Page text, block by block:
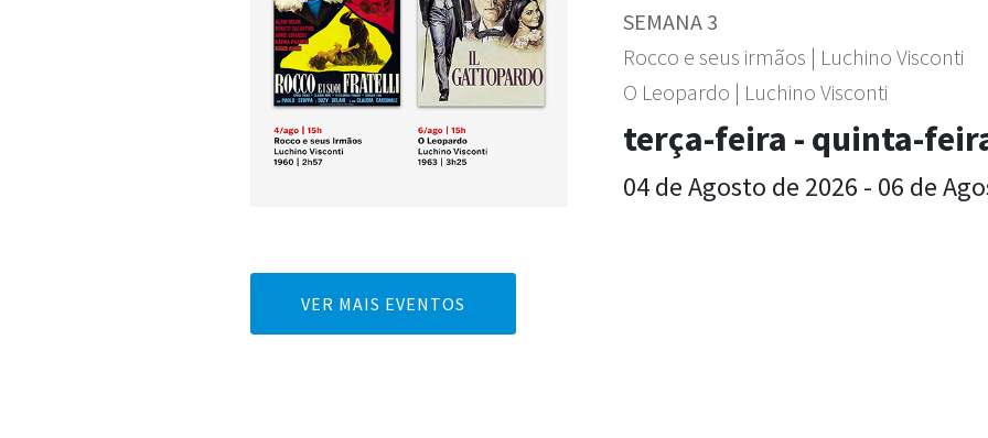
SEMANA 3
Rocco e seus irmãos | Luchino Visconti
O Leopardo | Luchino Visconti
terça-feira - quinta-
04 de Agosto de 2026 - 06 de
VER MAIS EVENTOS